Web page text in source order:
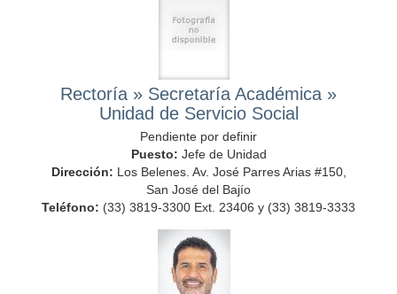
Rectoría » Secretaría Académica »
Unidad de Servicio Social
Pendiente por definir
Puesto: Jefe de Unidad
Dirección: Los Belenes. Av. José Parres Arias #150,
San José del Bajío
Teléfono: (33) 3819-3300 Ext. 23406 y (33) 3819-3333